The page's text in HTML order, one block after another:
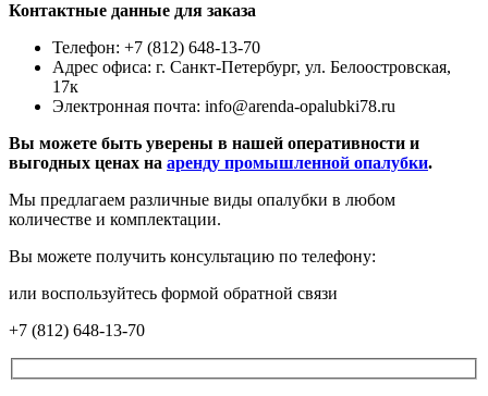
Контактные данные для заказа
Телефон: +7 (812) 648-13-70
Адрес офиса: г. Санкт-Петербург, ул. Белоостровская,
17к
Электронная почта: info@arenda-opalubki78.ru
Вы можете быть уверены в нашей оперативности и
выгодных ценах на аренду промышленной опалубки.
Мы предлагаем различные виды опалубки в любом
количестве и комплектации.
Вы можете получить консультацию по телефону:
или воспользуйтесь формой обратной связи
+7 (812) 648-13-70